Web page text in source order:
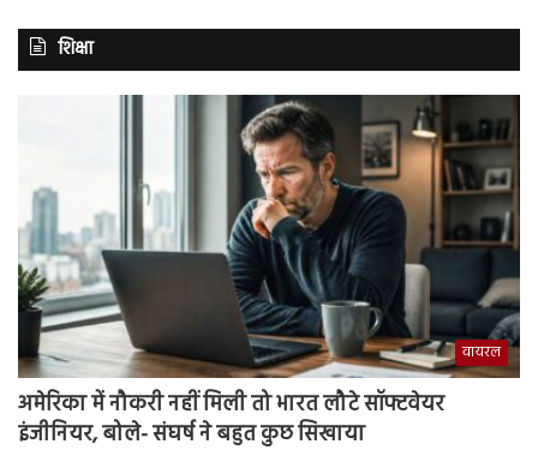
शिक्षा
वायरल
अमेरिका में नौकरी नहीं मिली तो भारत लौटे सॉफ्टवेयर
इंजीनियर, बोले- संघर्ष ने बहुत कुछ सिखाया